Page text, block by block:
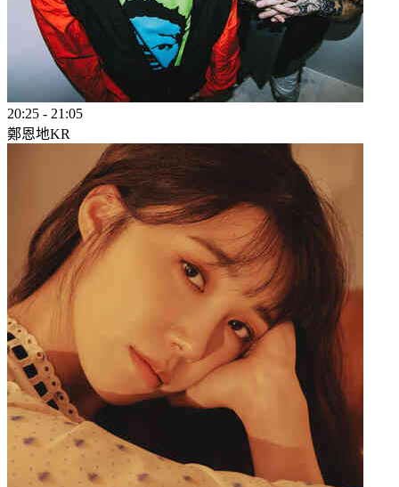
20:25 - 21:05
鄭恩地KR